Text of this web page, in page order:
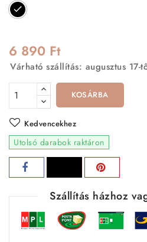
Fekete
6 890 Ft
Várható szállítás: augusztus 17-
KOSÁRBA
Kedvencekhez
Utolsó darabok raktáron
Szállítás házhoz